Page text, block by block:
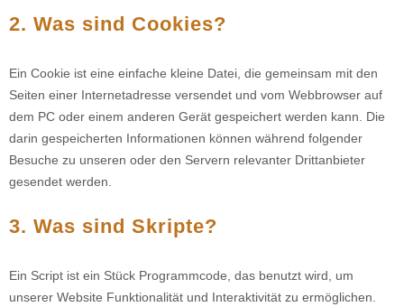
2. Was sind Cookies?
Ein Cookie ist eine einfache kleine Datei, die gemeinsam mit den
Seiten einer Internetadresse versendet und vom Webbrowser auf
dem PC oder einem anderen Gerät gespeichert werden kann. Die
darin gespeicherten Informationen können während folgender
Besuche zu unseren oder den Servern relevanter Drittanbieter
gesendet werden.
3. Was sind Skripte?
Ein Script ist ein Stück Programmcode, das benutzt wird, um
unserer Website Funktionalität und Interaktivität zu ermöglichen.